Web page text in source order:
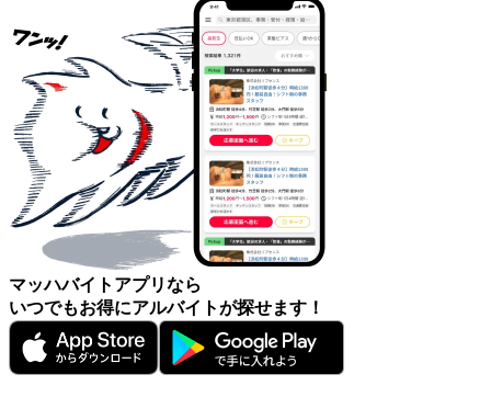
マッハバイトアプリなら
いつでもお得にアルバイトが探せます！